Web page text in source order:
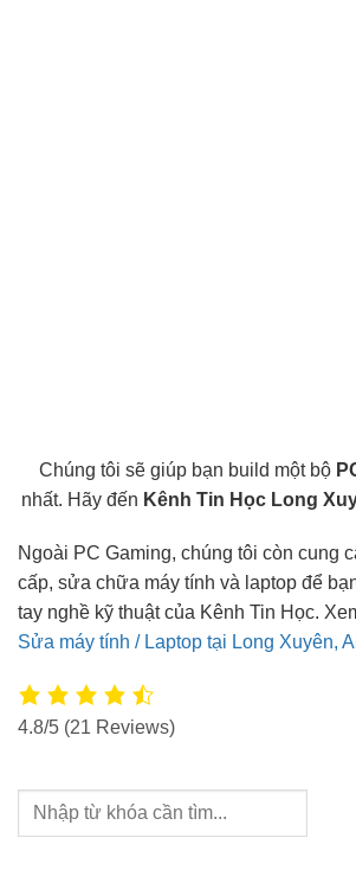
Chúng tôi sẽ giúp bạn build một bộ
nhất. Hãy đến Kênh Tin Học Long
Ngoài PC Gaming, chúng tôi còn cung
cấp, sửa chữa máy tính và laptop để
tay nghề kỹ thuật của Kênh Tin Học.
Sửa máy tính / Laptop tại Long Xuyên,
4.8/5 (21 Reviews)